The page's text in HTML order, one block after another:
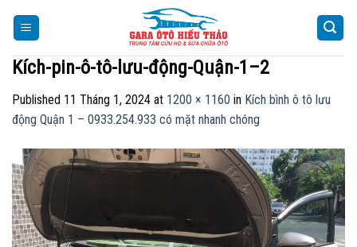
Kích-pin-ô-tô-lưu-động-Quận-1–2
Published 11 Tháng 1, 2024 at 1200 × 1160 in Kích bình ô tô lưu
động Quận 1 – 0933.254.933 có mặt nhanh chóng